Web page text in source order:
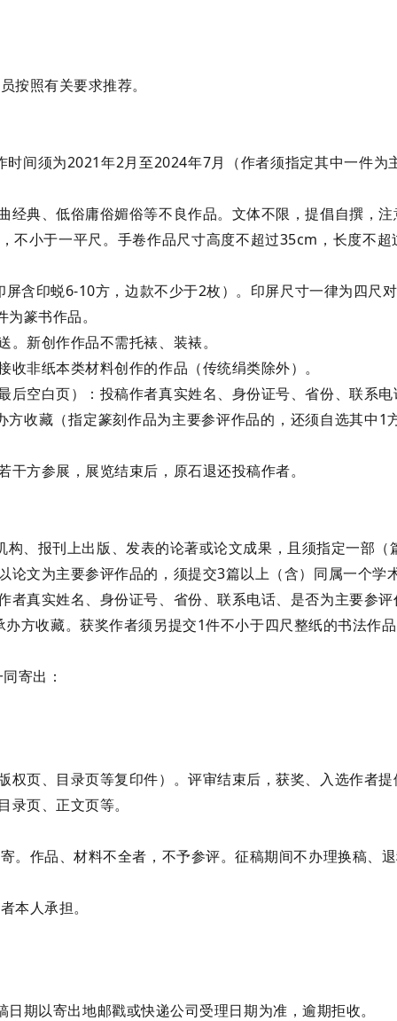
按照有关要求推荐。
间须为2021年2月至2024年7月（作者须指定其中一件为
典、低俗庸俗媚俗等不良作品。文体不限，提倡自撰，注
小于一平尺。手卷作品尺寸高度不超过35cm，长度不
屏含印蜕6-10方，边款不少于2枚）。印屏尺寸一律为四
篆书作品。
新创作作品不需托裱、装裱。
非纸本类材料创作的作品（传统绢类除外）。
空白页）：投稿作者真实姓名、身份证号、省份、联系
收藏（指定篆刻作品为主要参评作品的，还须自选其中1
方参展，展览结束后，原石退还投稿作者。
、报刊上出版、发表的论著或论文成果，且须指定一部
文为主要参评作品的，须提交3篇以上（含）同属一个
真实姓名、身份证号、省份、联系电话、是否为主要参评
方收藏。获奖作者须另提交1件不小于四尺整纸的书法作
寄出：
页、目录页等复印件）。评审结束后，获奖、入选作者
页、正文页等。
。作品、材料不全者，不予参评。征稿期间不办理换稿
本人承担。
期以寄出地邮戳或快递公司受理日期为准，逾期拒收。